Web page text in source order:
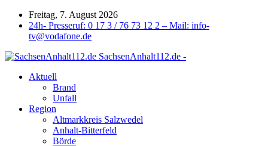
Freitag, 7. August 2026
24h- Presseruf: 0 17 3 / 76 73 12 2 – Mail: info-
tv@vodafone.de
SachsenAnhalt112.de -
Aktuell
Brand
Unfall
Region
Altmarkkreis Salzwedel
Anhalt-Bitterfeld
Börde